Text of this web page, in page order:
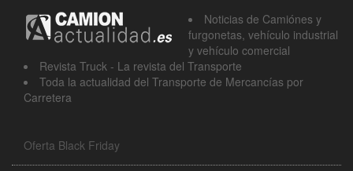
Noticias de Camiónes y
furgonetas, vehículo industrial
y vehículo comercial
Revista Truck - La revista del Transporte
Toda la actualidad del Transporte de Mercancías por
Carretera
Oferta Black Friday